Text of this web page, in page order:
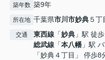
築年数 築9年
所在地 千葉県市川市妙典５
交通 東西線 「妙典 」駅 徒
総武線 「本八幡 」駅
「妙典４丁目」 停歩8